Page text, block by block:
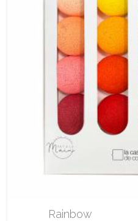
Rainbow